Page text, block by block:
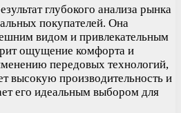
глубокого анализа рынка
покупателей. Она
видом и привлекательным
ощущение комфорта и
передовых технологий,
высокую производительность и
его идеальным выбором для